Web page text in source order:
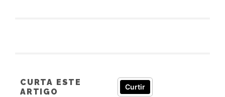
CURTA ESTE
ARTIGO
Curtir